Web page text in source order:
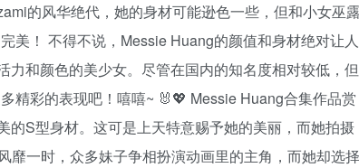
的风华绝代，她的身材可能逊色一些，但和小女巫
美！ 不得不说，Messie Huang的颜值和身材绝对让人
和颜色的美少女。尽管在国内的知名度相对较低，但
精彩的表现吧！嘻嘻~ 🐰💖 Messie Huang合集作品赏
S型身材。这可是上天特意赐予她的美丽，而她拍摄
靡一时，众多妹子争相扮演动画里的主角，而她却选择